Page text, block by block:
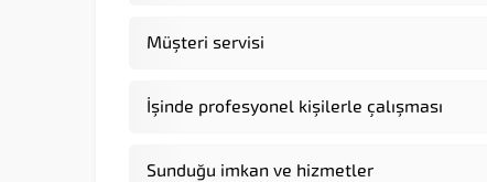
Müşteri servisi
İşinde profesyonel kişilerle çalışması
Sunduğu imkan ve hizmetler